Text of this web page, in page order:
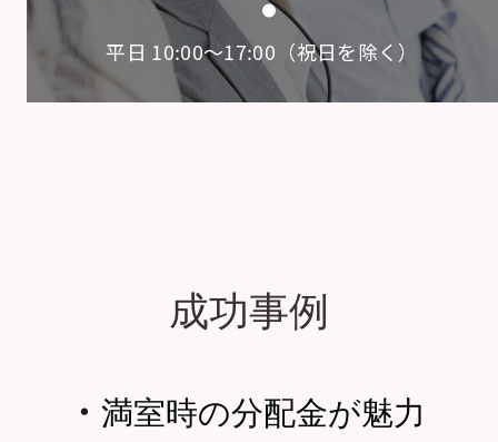
平日 10:00〜17:00（祝日を除く）
成功事例
・ 満室時の分配金が魅力